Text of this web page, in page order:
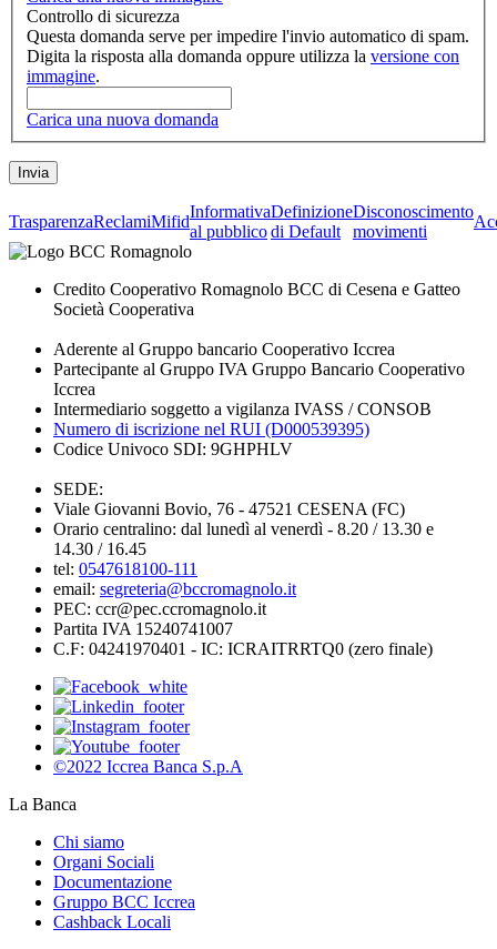
Controllo di sicurezza
Questa domanda serve per impedire l'invio automatico di spam.
Digita la risposta alla domanda oppure utilizza la versione con
immagine.
Carica una nuova domanda
TrasparenzaReclamiMifid
Informativa
al pubblico
Definizione
di Default
Disconoscimento
movimenti
Credito Cooperativo Romagnolo BCC di Cesena e Gatteo
Società Cooperativa
Aderente al Gruppo bancario Cooperativo Iccrea
Partecipante al Gruppo IVA Gruppo Bancario Cooperativo
Iccrea
Intermediario soggetto a vigilanza IVASS / CONSOB
Numero di iscrizione nel RUI (D000539395)
Codice Univoco SDI: 9GHPHLV
SEDE:
Viale Giovanni Bovio, 76 - 47521 CESENA (FC)
Orario centralino: dal lunedì al venerdì - 8.20 / 13.30 e
14.30 / 16.45
tel: 0547618100-111
email: segreteria@bccromagnolo.it
PEC: ccr@pec.ccromagnolo.it
Partita IVA 15240741007
C.F: 04241970401 - IC: ICRAITRRTQ0 (zero finale)
©2022 Iccrea Banca S.p.A
La Banca
Chi siamo
Organi Sociali
Documentazione
Gruppo BCC Iccrea
Cashback Locali